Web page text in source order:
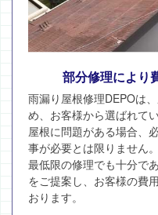
部分修理により
雨漏り屋根修理DEPOは
め、お客様から選ばれてい
屋根に問題がある場合、
事が必要とは限りません。
最低限の修理でも十分で
をご提案し、お客様の費
おります。